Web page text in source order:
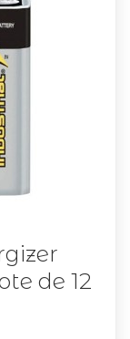
de 12